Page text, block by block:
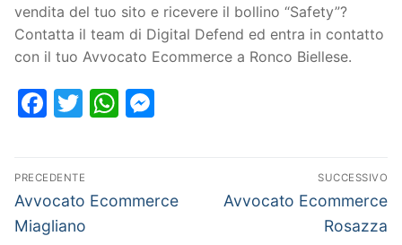
vendita del tuo sito e ricevere il bollino “Safety”?
Contatta il team di Digital Defend ed entra in contatto
con il tuo Avvocato Ecommerce a Ronco Biellese.
Facebook
TwitterWhatsApp
PRECEDENTE
Avvocato Ecommerce
Miagliano
SUCCESSIVO
Avvocato Ecommerce
Rosazza